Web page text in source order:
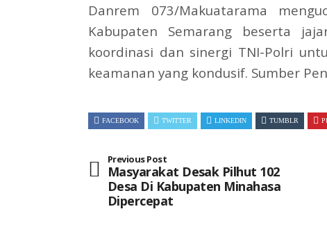
Danrem 073/Makuatarama
Kabupaten Semarang beserta
koordinasi dan sinergi TNI-Polri
keamanan yang kondusif. Sumber
FACEBOOK TWITTER LINKEDIN TUMBLR
Previous Post
Masyarakat Desak Pilhut 102
Desa Di Kabupaten Minahasa
Dipercepat